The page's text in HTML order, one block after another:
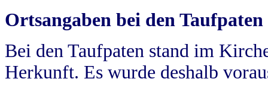
Ortsangaben bei den Taufpaten
Bei den Taufpaten stand im
Herkunft. Es wurde deshalb